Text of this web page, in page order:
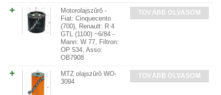
Motorolajszûrõ -
Fiat: Cinquecento
(700), Renault: R 4
GTL (1100) ~6/84 -
Mann: W 77, Filtron:
OP 534, Asso:
OB7908
TOVÁBB OLVASOM
MTZ olajszûrõ WO-
3094
TOVÁBB OLVASOM